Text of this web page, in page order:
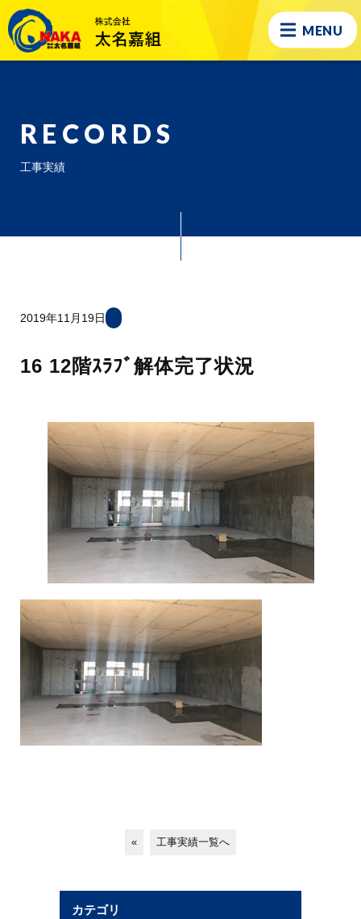
MENU
RECORDS
工事実績
2019年11月19日
16 12階ｽﾗﾌﾞ解体完了状況
« 工事実績一覧へ
カテゴリ